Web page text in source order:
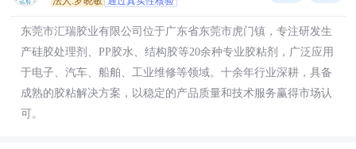
东莞市汇瑞胶业有限公司位于广东省东莞市虎门镇，专注研发生
产硅胶处理剂、PP胶水、结构胶等20余种专业胶粘剂，广泛应用
于电子、汽车、船舶、工业维修等领域。十余年行业深耕，具备
成熟的胶粘解决方案，以稳定的产品质量和技术服务赢得市场认
可。